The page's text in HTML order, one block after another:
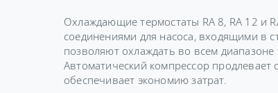
Охлаждающие термостаты RA 8, RA 12 и
соединениями для насоса, входящими в
позволяют охлаждать во всем диапазоне
Автоматический компрессор продлевает
обеспечивает экономию затрат.